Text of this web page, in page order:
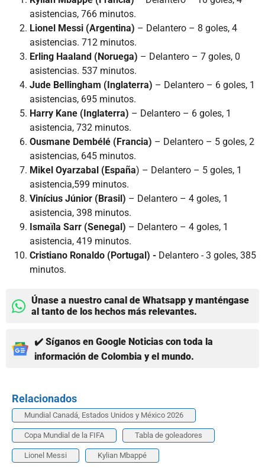
asistencias, 766 minutos.
Lionel Messi (Argentina) – Delantero – 8 goles, 4
asistencias. 712 minutos.
Erling Haaland (Noruega) – Delantero – 7 goles, 0
asistencias. 537 minutos.
Jude Bellingham (Inglaterra) – Delantero – 6 goles, 1
asistencias, 695 minutos.
Harry Kane (Inglaterra) – Delantero – 6 goles, 1
asistencia, 732 minutos.
Ousmane Dembélé (Francia) – Delantero – 5 goles, 2
asistencias, 645 minutos.
Mikel Oyarzabal (España) – Delantero – 5 goles, 1
asistencia,599 minutos.
Vinícius Júnior (Brasil) – Delantero – 4 goles, 1
asistencia, 398 minutos.
Ismaïla Sarr (Senegal) – Delantero – 4 goles, 1
asistencia, 419 minutos.
Cristiano Ronaldo (Portugal) - Delantero - 3 goles, 385
minutos.
Únase a nuestro canal de Whatsapp y manténgase
al tanto de los hechos más relevantes.
✔️ Síganos en Google Noticias con toda la
información de Colombia y el mundo.
Relacionados
Mundial Canadá, Estados Unidos y México 2026
Copa Mundial de la FIFA Tabla de goleadores
Lionel Messi Kylian Mbappé